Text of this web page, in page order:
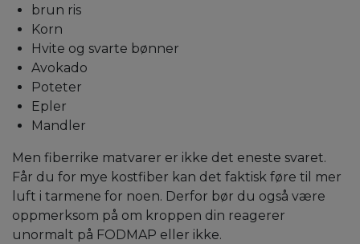
brun ris
Korn
Hvite og svarte bønner
Avokado
Poteter
Epler
Mandler
Men fiberrike matvarer er ikke det eneste svaret.
Får du for mye kostfiber kan det faktisk føre til mer
luft i tarmene for noen. Derfor bør du også være
oppmerksom på om kroppen din reagerer
unormalt på FODMAP eller ikke.